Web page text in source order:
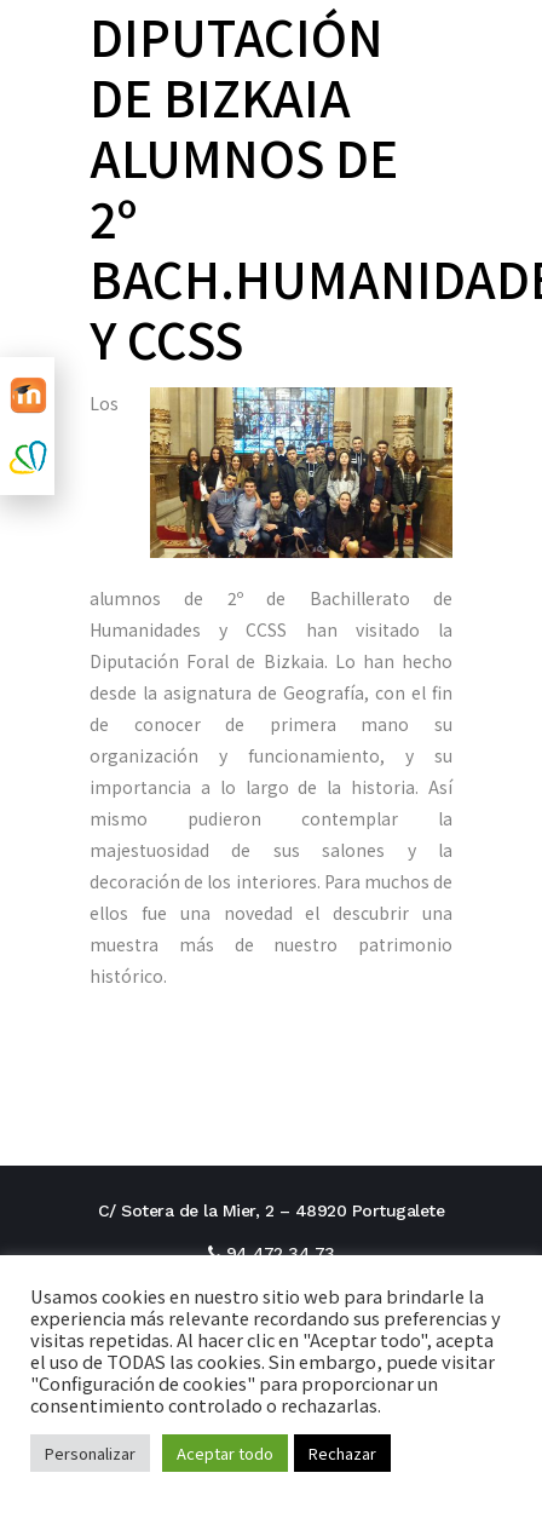
DIPUTACIÓN
DE BIZKAIA
ALUMNOS DE
2º
Y CCSS
Los
alumnos de 2º de Bachillerato de
Humanidades y CCSS han visitado la
Diputación Foral de Bizkaia. Lo han hecho
desde la asignatura de Geografía, con el fin
de conocer de primera mano su
organización y funcionamiento, y su
importancia a lo largo de la historia. Así
mismo pudieron contemplar la
majestuosidad de sus salones y la
decoración de los interiores. Para muchos de
ellos fue una novedad el descubrir una
muestra más de nuestro patrimonio
histórico.
C/ Sotera de la Mier, 2 – 48920 Portugalete
94 472 34 73
direcciontitular@cxi.fjaverianas.com
secretaria@cxi.fjaverianas.com
Aviso legal
Política de privacidad
Usamos cookies en nuestro sitio web para brindarle la
experiencia más relevante recordando sus preferencias y
visitas repetidas. Al hacer clic en "Aceptar todo", acepta
el uso de TODAS las cookies. Sin embargo, puede visitar
"Configuración de cookies" para proporcionar un
consentimiento controlado o rechazarlas.
Personalizar Aceptar todo Rechazar